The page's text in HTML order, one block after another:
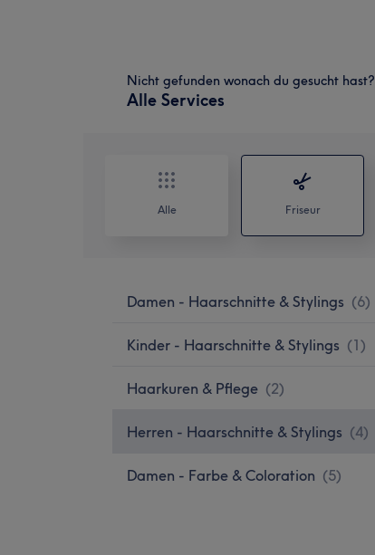
Nicht gefunden wonach du gesucht hast?
Alle Services
Alle Friseur
Damen - Haarschnitte & Stylings (6)
Kinder - Haarschnitte & Stylings (1)
Haarkuren & Pflege (2)
Herren - Haarschnitte & Stylings (4)
Damen - Farbe & Coloration (5)